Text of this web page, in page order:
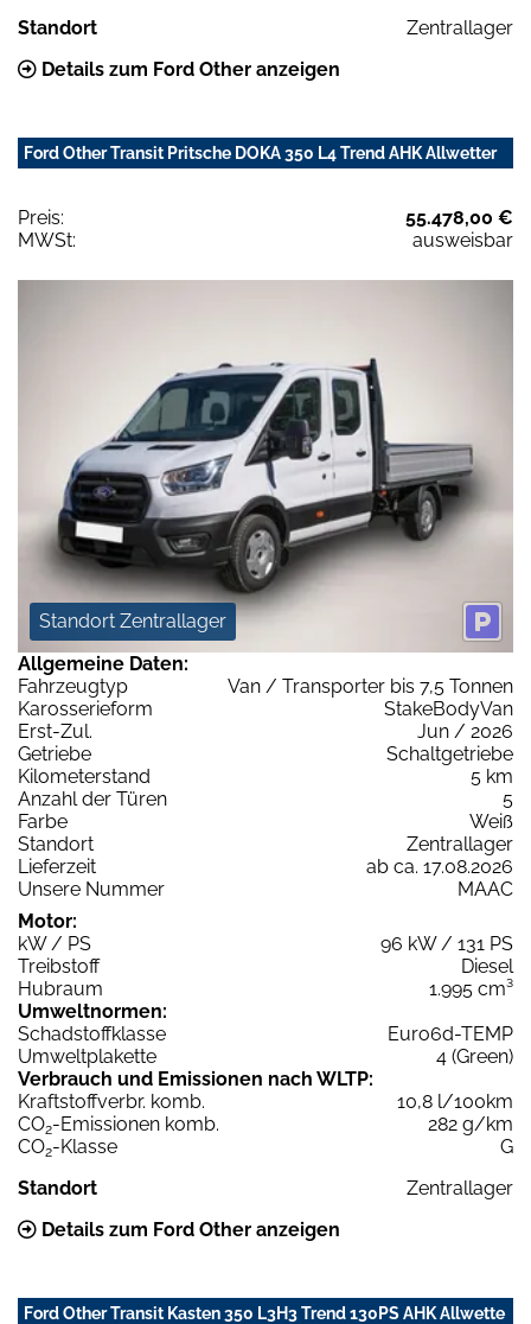
Standort
Zentrallager
Details zum Ford Other anzeigen
Ford Other Transit Pritsche DOKA 350 L4 Trend AHK Allwetter
Preis:
55.478,00 €
MWSt:
ausweisbar
Standort Zentrallager
Allgemeine Daten:
Fahrzeugtyp
Van / Transporter bis 7,5 Tonnen
Karosserieform
StakeBodyVan
Erst-Zul.
Jun / 2026
Getriebe
Schaltgetriebe
Kilometerstand
5 km
Anzahl der Türen
5
Farbe
Weiß
Standort
Zentrallager
Lieferzeit
ab ca. 17.08.2026
Unsere Nummer
MAAC
Motor:
kW / PS
96 kW / 131 PS
Treibstoff
Diesel
Hubraum
1.995 cm³
Umweltnormen:
Schadstoffklasse
Euro6d-TEMP
Umweltplakette
4 (Green)
Verbrauch und Emissionen nach WLTP:
Kraftstoffverbr. komb.
10,8 l/100km
CO2-Emissionen komb.
282 g/km
CO2-Klasse
G
Standort
Zentrallager
Details zum Ford Other anzeigen
Ford Other Transit Kasten 350 L3H3 Trend 130PS AHK Allwette